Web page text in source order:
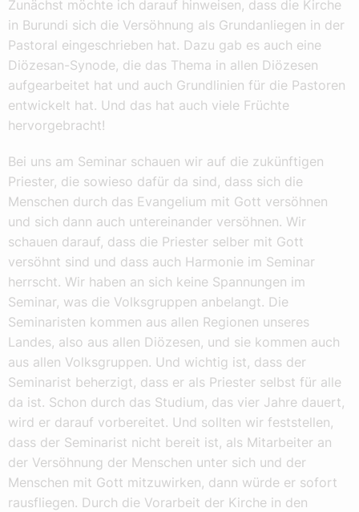
Zunächst möchte ich darauf hinweisen, dass die Kirche
in Burundi sich die Versöhnung als Grundanliegen in der
Pastoral eingeschrieben hat. Dazu gab es auch eine
Diözesan-Synode, die das Thema in allen Diözesen
aufgearbeitet hat und auch Grundlinien für die Pastoren
entwickelt hat. Und das hat auch viele Früchte
hervorgebracht!
Bei uns am Seminar schauen wir auf die zukünftigen
Priester, die sowieso dafür da sind, dass sich die
Menschen durch das Evangelium mit Gott versöhnen
und sich dann auch untereinander versöhnen. Wir
schauen darauf, dass die Priester selber mit Gott
versöhnt sind und dass auch Harmonie im Seminar
herrscht. Wir haben an sich keine Spannungen im
Seminar, was die Volksgruppen anbelangt. Die
Seminaristen kommen aus allen Regionen unseres
Landes, also aus allen Diözesen, und sie kommen auch
aus allen Volksgruppen. Und wichtig ist, dass der
Seminarist beherzigt, dass er als Priester selbst für alle
da ist. Schon durch das Studium, das vier Jahre dauert,
wird er darauf vorbereitet. Und sollten wir feststellen,
dass der Seminarist nicht bereit ist, als Mitarbeiter an
der Versöhnung der Menschen unter sich und der
Menschen mit Gott mitzuwirken, dann würde er sofort
rausfliegen. Durch die Vorarbeit der Kirche in den